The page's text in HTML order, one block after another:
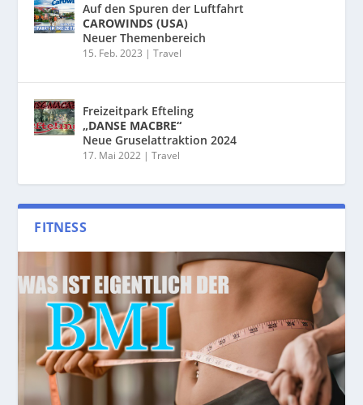
Auf den Spuren der Luftfahrt
CAROWINDS (USA)
Neuer Themenbereich
15. Feb. 2023 |Travel
Freizeitpark Efteling
„DANSE MACBRE“
Neue Gruselattraktion 2024
17. Mai 2022 |Travel
FITNESS